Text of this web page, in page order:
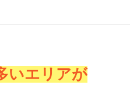
いエリアが